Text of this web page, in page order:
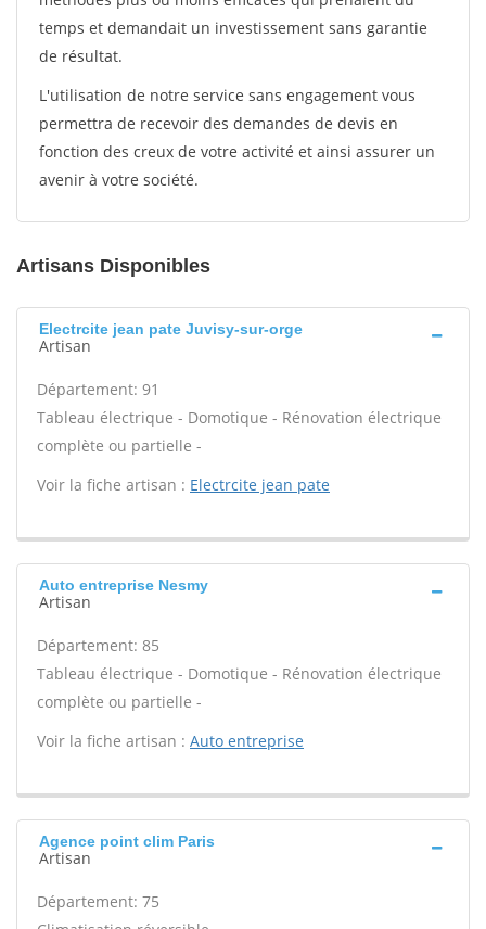
temps et demandait un investissement sans garantie
de résultat.
L'utilisation de notre service sans engagement vous
permettra de recevoir des demandes de devis en
fonction des creux de votre activité et ainsi assurer un
avenir à votre société.
Artisans Disponibles
Electrcite jean pate Juvisy-sur-orge
Artisan
Département: 91
Tableau électrique - Domotique - Rénovation électrique
complète ou partielle -
Voir la fiche artisan : Electrcite jean pate
Auto entreprise Nesmy
Artisan
Département: 85
Tableau électrique - Domotique - Rénovation électrique
complète ou partielle -
Voir la fiche artisan : Auto entreprise
Agence point clim Paris
Artisan
Département: 75